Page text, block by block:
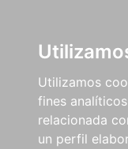
Utilizamos
fines
relacionada
un perfil